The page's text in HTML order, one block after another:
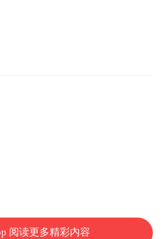
仅是一次简单的看诊，更
阅读更多精彩内容